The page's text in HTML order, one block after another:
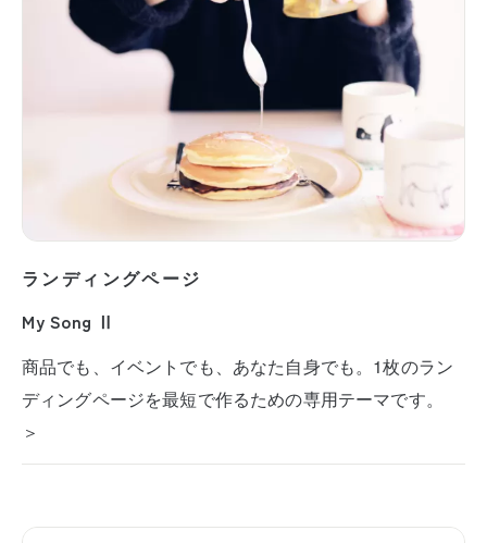
ランディングページ
My Song Ⅱ
商品でも、イベントでも、あなた自身でも。1枚のラン
ディングページを最短で作るための専用テーマです。
＞